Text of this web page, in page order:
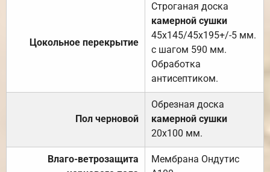
Цокольное перекрытие
Строганая доска
камерной сушки
45х145/45х195+/-5 мм.
с шагом 590 мм.
Обработка
антисептиком.
Пол черновой
Обрезная доска
камерной сушки
20х100 мм.
Влаго-ветрозащита
Мембрана Ондутис